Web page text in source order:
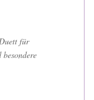
für
besondere